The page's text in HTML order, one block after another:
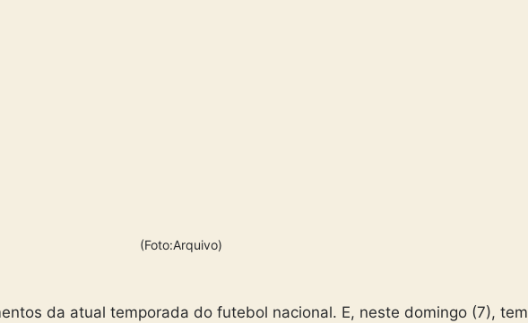
(Foto:Arquivo)
da atual temporada do futebol nacional. E, neste domingo (7), tem